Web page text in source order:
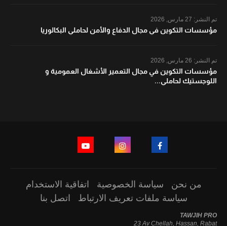
تم النشر:
مؤسسات التكوين في مجال الدفاع والأمن لحاملي البكالوريا
تم النشر:
مؤسسات التكوين في مجال التعمير الأشغال العمومية و
اللوجستيك لحاملي...
من نحن سياسة الخصوصية
اتفاقية الاستخدام
سياسة ملفات تعريف الارتباط
اتصل بنا
TAWJIH PRO
23 Av Chellah, Hassan, Rabat